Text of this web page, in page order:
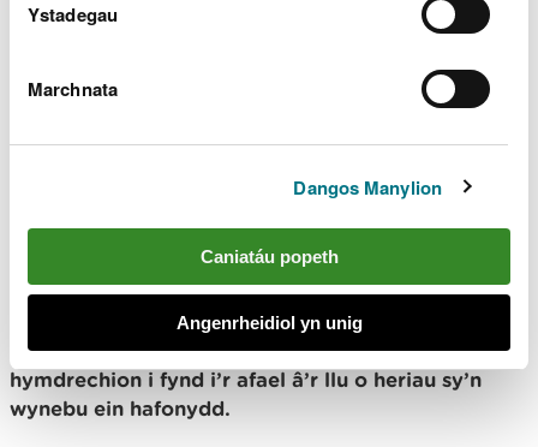
Ystadegau
Marchnata
Dangos Manylion
Caniatáu popeth
Angenrheidiol yn unig
ystyried.
Mae’r methiannau amonia cyson yn ACA Cleddau
yn debygol o fod o ganlyniad i amrediad o
methu yn y dalgylch yn ein rhaglen adolygu
“Mae tystiolaeth newydd bob amser yn cael ei
chroesawu a bydd yn parhau i gyfarwyddo ein
hymdrechion i fynd i’r afael â’r llu o heriau sy’n
wynebu ein hafonydd.